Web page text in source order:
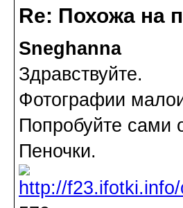
Re: Похожа на
Sneghanna
Здравствуйте.
Фотографии
Попробуйте сами
Пеночки.